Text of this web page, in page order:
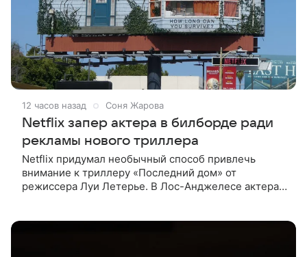
12 часов назад Соня Жарова
Netflix запер актера в билборде ради
рекламы нового триллера
Netflix придумал необычный способ привлечь
внимание к триллеру «Последний дом» от
режиссера Луи Летерье. В Лос-Анджелесе актера